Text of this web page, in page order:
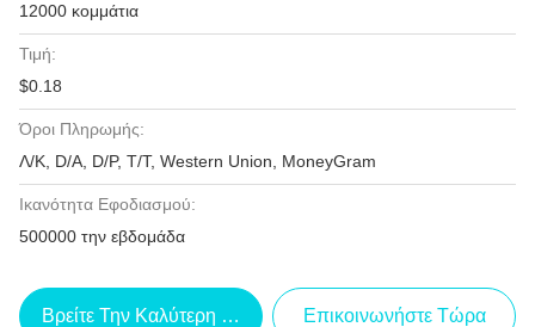
12000 κομμάτια
Τιμή:
$0.18
Όροι Πληρωμής:
Λ/Κ, D/A, D/P, T/T, Western Union, MoneyGram
Ικανότητα Εφοδιασμού:
500000 την εβδομάδα
Βρείτε Την Καλύτερη Τιμή Επικοινωνήστε Τώρα